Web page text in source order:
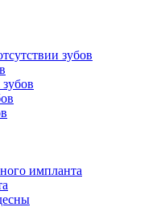
зубов
импланта